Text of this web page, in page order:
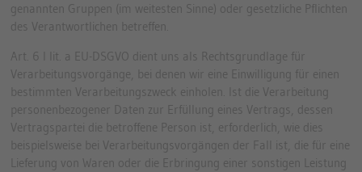
genannten Gruppen (im weitesten Sinne) oder gesetzliche Pflichten
des Verantwortlichen betreffen.
Art. 6 I lit. a EU-DSGVO dient uns als Rechtsgrundlage für
Verarbeitungsvorgänge, bei denen wir eine Einwilligung für einen
bestimmten Verarbeitungszweck einholen. Ist die Verarbeitung
personenbezogener Daten zur Erfüllung eines Vertrags, dessen
Vertragspartei die betroffene Person ist, erforderlich, wie dies
beispielsweise bei Verarbeitungsvorgängen der Fall ist, die für eine
Lieferung von Waren oder die Erbringung einer sonstigen Leistung